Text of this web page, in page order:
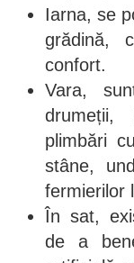
Iarna, se
grădină,
confort.
Vara,
drumeții,
plimbări
stâne,
fermierilor
În sat,
de a